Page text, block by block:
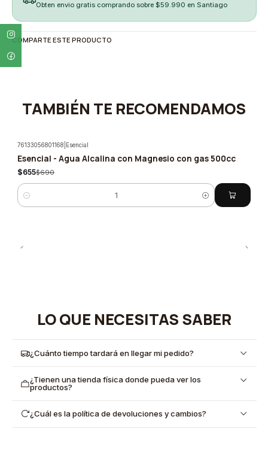
Obten envio gratis comprando sobre $59.990 en Santiago
COMPARTE ESTE PRODUCTO
TAMBIÉN TE RECOMENDAMOS
-5%
76133056801168 Esencial
Esencial - Agua Alcalina con Magnesio con gas 500cc
$655$690
Cantidad
LO QUE NECESITAS SABER
¿Cuánto tiempo tardará en llegar mi pedido?
¿Tienen una tienda física donde pueda ver los
productos?
¿Cuál es la política de devoluciones y cambios?